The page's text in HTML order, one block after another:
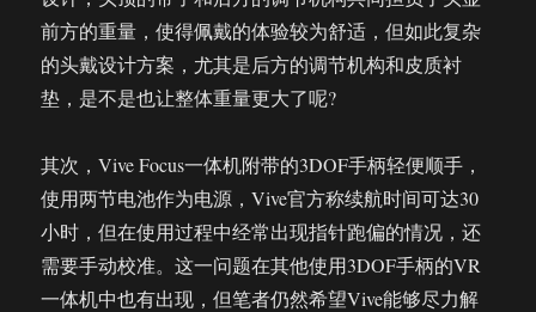
前方的重量，使得佩戴的体验较为舒适，但如此复杂
的头戴设计方案，尤其是后方的调节机构和皮质衬
垫，是不是也让整体重量更大了呢?
其次，Vive Focus一体机附带的3DOF手柄轻便顺手，
使用两节电池作为电源，Vive官方称续航时间可达30
小时，但在使用过程中经常出现指针跑偏的情况，还
需要手动校准。这一问题在其他使用3DOF手柄的VR
一体机中也有出现，但笔者仍然希望Vive能够尽力解